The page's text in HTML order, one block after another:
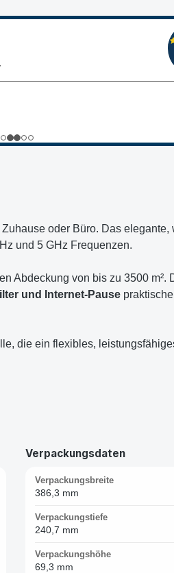
Zuhause oder Büro. Das elegante,
und 5 GHz Frequenzen.
Abdeckung von bis zu 3500 m².
und Internet-Pause praktische
die ein flexibles,
Verpackungsdaten
Verpackungsbreite
386,3 mm
Verpackungstiefe
240,7 mm
Verpackungshöhe
69,3 mm